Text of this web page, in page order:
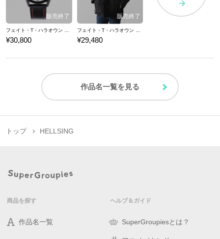
フェイト・T・ハラオウン モデル 腕時計 魔法少女リリカルなのは Detonation
¥30,800
フェイト・T・ハラオウン モデル ブルゾン 魔法少女リリカルなのは Detonation
¥29,480
作品名一覧を見る
トップ HELLSING
商品を探す
作品名一覧
ヘルプ＆ガイド
SuperGroupiesとは？